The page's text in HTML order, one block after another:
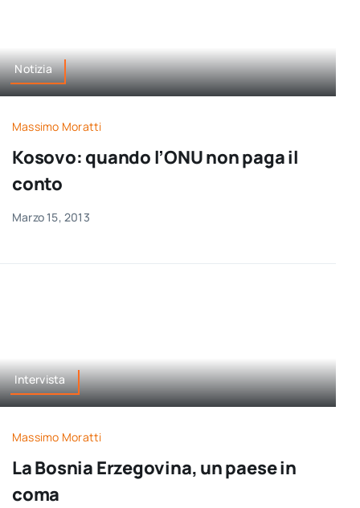
Notizia
Massimo Moratti
Kosovo: quando l’ONU non paga il
conto
Marzo 15, 2013
Intervista
Massimo Moratti
La Bosnia Erzegovina, un paese in
coma